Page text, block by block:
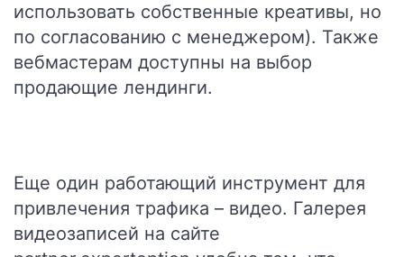
использовать собственные креативы, но
по согласованию с менеджером). Также
вебмастерам доступны на выбор
продающие лендинги.
Еще один работающий инструмент для
привлечения трафика – видео. Галерея
видеозаписей на сайте